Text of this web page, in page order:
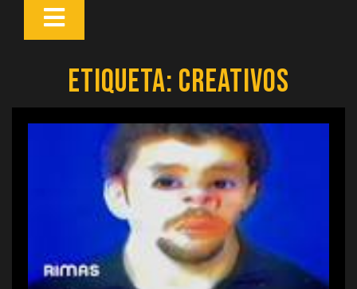
Botón
Etiqueta: creativos